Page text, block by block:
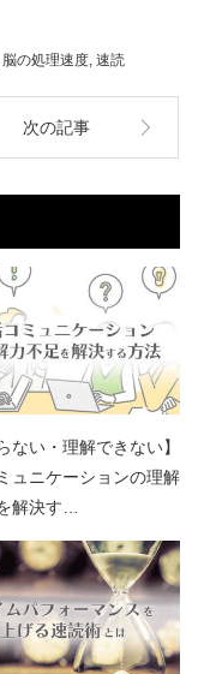
脳の処理速度, 速読
次の記事
ない・理解できない】
ュニケーションの理解
解決す…